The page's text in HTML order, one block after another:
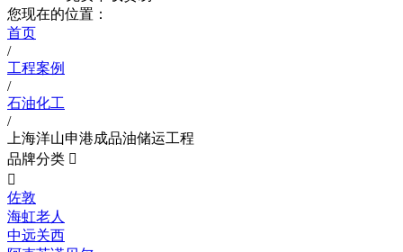
您现在的位置：
首页
/
工程案例
/
石油化工
/
上海洋山申港成品油储运工程
品牌分类 

佐敦
海虹老人
中远关西